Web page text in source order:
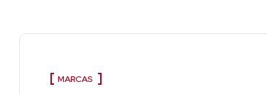
MARCAS